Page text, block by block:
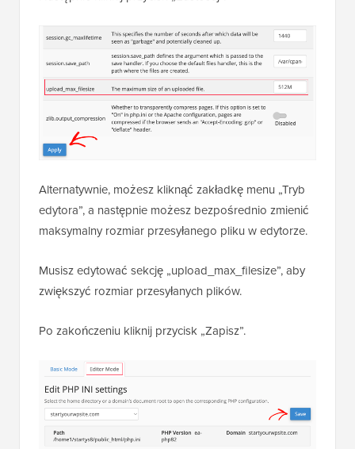
Alternatywnie, możesz kliknąć zakładkę menu „Tryb
edytora”, a następnie możesz bezpośrednio zmienić
maksymalny rozmiar przesyłanego pliku w edytorze.
Musisz edytować sekcję „upload_max_filesize”, aby
zwiększyć rozmiar przesyłanych plików.
Po zakończeniu kliknij przycisk „Zapisz”.